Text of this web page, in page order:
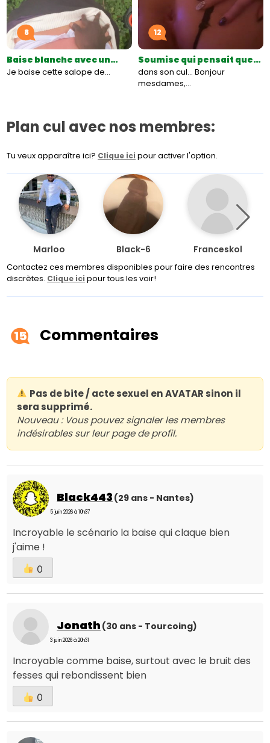
8
Baise blanche avec un…
Je baise cette salope de…
12
Soumise qui pensait que…
dans son cul... Bonjour
mesdames,…
Plan cul avec nos membres:
Tu veux apparaître ici? Clique ici pour activer l'option.
Marloo Black-6 Franceskol
Contactez ces membres disponibles pour faire des rencontres
discrètes. Clique ici pour tous les voir!
15 Commentaires
Pas de bite / acte sexuel en AVATAR sinon il
sera supprimé.
Nouveau : Vous pouvez signaler les membres
indésirables sur leur page de profil.
Black443 (29 ans - Nantes)
5 juin 2026 à 10h37
Incroyable le scénario la baise qui claque bien
j'aime !
0
Jonath (30 ans - Tourcoing)
3 juin 2026 à 20h31
Incroyable comme baise, surtout avec le bruit des
fesses qui rebondissent bien
0